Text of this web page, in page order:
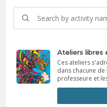
Ateliers libres
Ces ateliers
dans chacune
professeure et
individuellement
ateliers
connaissances.